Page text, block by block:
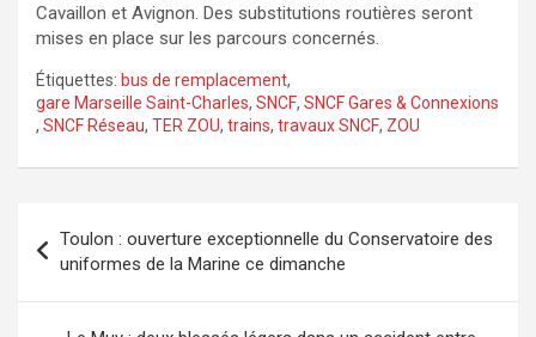
Cavaillon et Avignon. Des substitutions routières seront
mises en place sur les parcours concernés.
Étiquettes: bus de remplacement,
gare Marseille Saint-Charles, SNCF, SNCF Gares & Connexions
, SNCF Réseau, TER ZOU, trains, travaux SNCF, ZOU
de
l’article
Toulon : ouverture exceptionnelle du Conservatoire des
uniformes de la Marine ce dimanche